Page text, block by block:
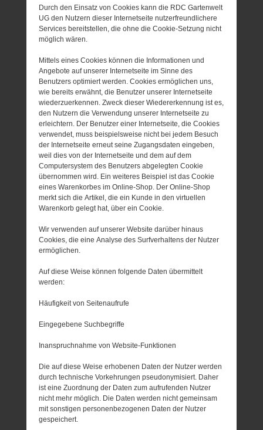
Durch den Einsatz von Cookies kann die RDC Gartenwelt
UG den Nutzern dieser Internetseite nutzerfreundlichere
Services bereitstellen, die ohne die Cookie-Setzung nicht
möglich wären.
Mittels eines Cookies können die Informationen und
Angebote auf unserer Internetseite im Sinne des
Benutzers optimiert werden. Cookies ermöglichen uns,
wie bereits erwähnt, die Benutzer unserer Internetseite
wiederzuerkennen. Zweck dieser Wiedererkennung ist es,
den Nutzern die Verwendung unserer Internetseite zu
erleichtern. Der Benutzer einer Internetseite, die Cookies
verwendet, muss beispielsweise nicht bei jedem Besuch
der Internetseite erneut seine Zugangsdaten eingeben,
weil dies von der Internetseite und dem auf dem
Computersystem des Benutzers abgelegten Cookie
übernommen wird. Ein weiteres Beispiel ist das Cookie
eines Warenkorbes im Online-Shop. Der Online-Shop
merkt sich die Artikel, die ein Kunde in den virtuellen
Warenkorb gelegt hat, über ein Cookie.
Wir verwenden auf unserer Website darüber hinaus
Cookies, die eine Analyse des Surfverhaltens der Nutzer
ermöglichen.
Auf diese Weise können folgende Daten übermittelt
werden:
Häufigkeit von Seitenaufrufe
Eingegebene Suchbegriffe
Inanspruchnahme von Website-Funktionen
Die auf diese Weise erhobenen Daten der Nutzer werden
durch technische Vorkehrungen pseudonymisiert. Daher
ist eine Zuordnung der Daten zum aufrufenden Nutzer
nicht mehr möglich. Die Daten werden nicht gemeinsam
mit sonstigen personenbezogenen Daten der Nutzer
gespeichert.